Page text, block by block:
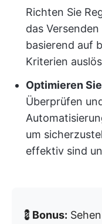
Richten Sie
das
basierend auf
Kriterien
Optimieren
Überprüfen
um
effektiv sind
💈 Bonus: